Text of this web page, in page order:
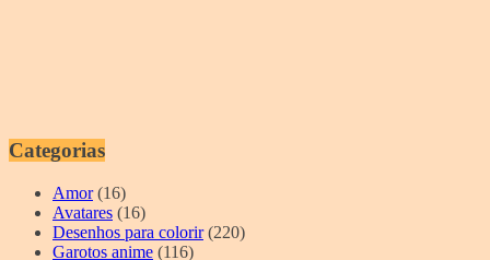
Categorias
Amor(16)
Avatares (16)
Desenhos para colorir(220)
Garotos anime (116)